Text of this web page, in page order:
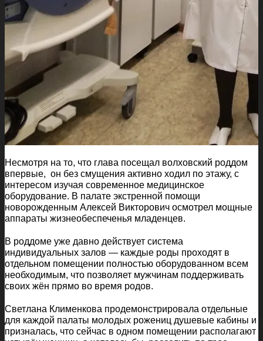
Несмотря на то, что глава посещал волховский роддом
впервые, он без смущения активно ходил по этажу, с
интересом изучая современное медицинское
оборудование. В палате экстренной помощи
новорожденным Алексей Викторович осмотрел мощные
аппараты жизнеобеспеченья младенцев.
В роддоме уже давно действует система
индивидуальных залов — каждые роды проходят в
отдельном помещении полностью оборудованном всем
необходимым, что позволяет мужчинам поддерживать
своих жён прямо во время родов.
Светлана Клименкова продемонстрировала отдельные
для каждой палаты молодых рожениц душевые кабины и
призналась, что сейчас в одном помещении располагают